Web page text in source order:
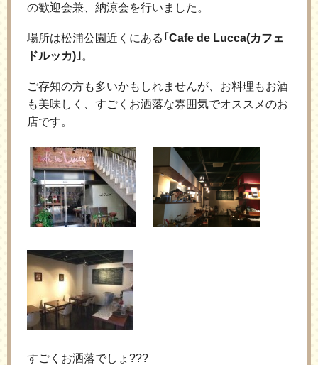
の歓迎会兼、納涼会を行いました。
場所は松浦公園近くにある ｢Cafe de Lucca(カフェ
ドルッカ)｣。
ご存知の方も多いかもしれませんが、お料理もお酒
も美味しく、すごくお洒落な雰囲気でオススメのお
店です。
すごくお洒落でしょ???